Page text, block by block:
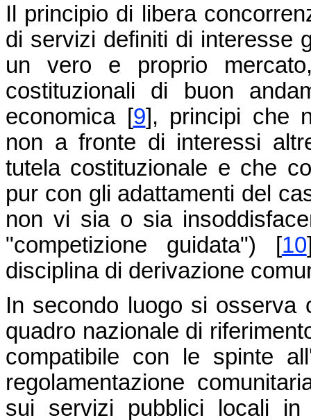
Il principio di libera
di servizi definiti di interesse
un vero e proprio
costituzionali di buon
economica [9], principi che
non a fronte di interessi
tutela costituzionale e che
pur con gli adattamenti del
non vi sia o sia
"competizione guidata") [10
disciplina di derivazione
In secondo luogo si osserva
quadro nazionale di
compatibile con le spinte
regolamentazione
sui servizi pubblici locali in